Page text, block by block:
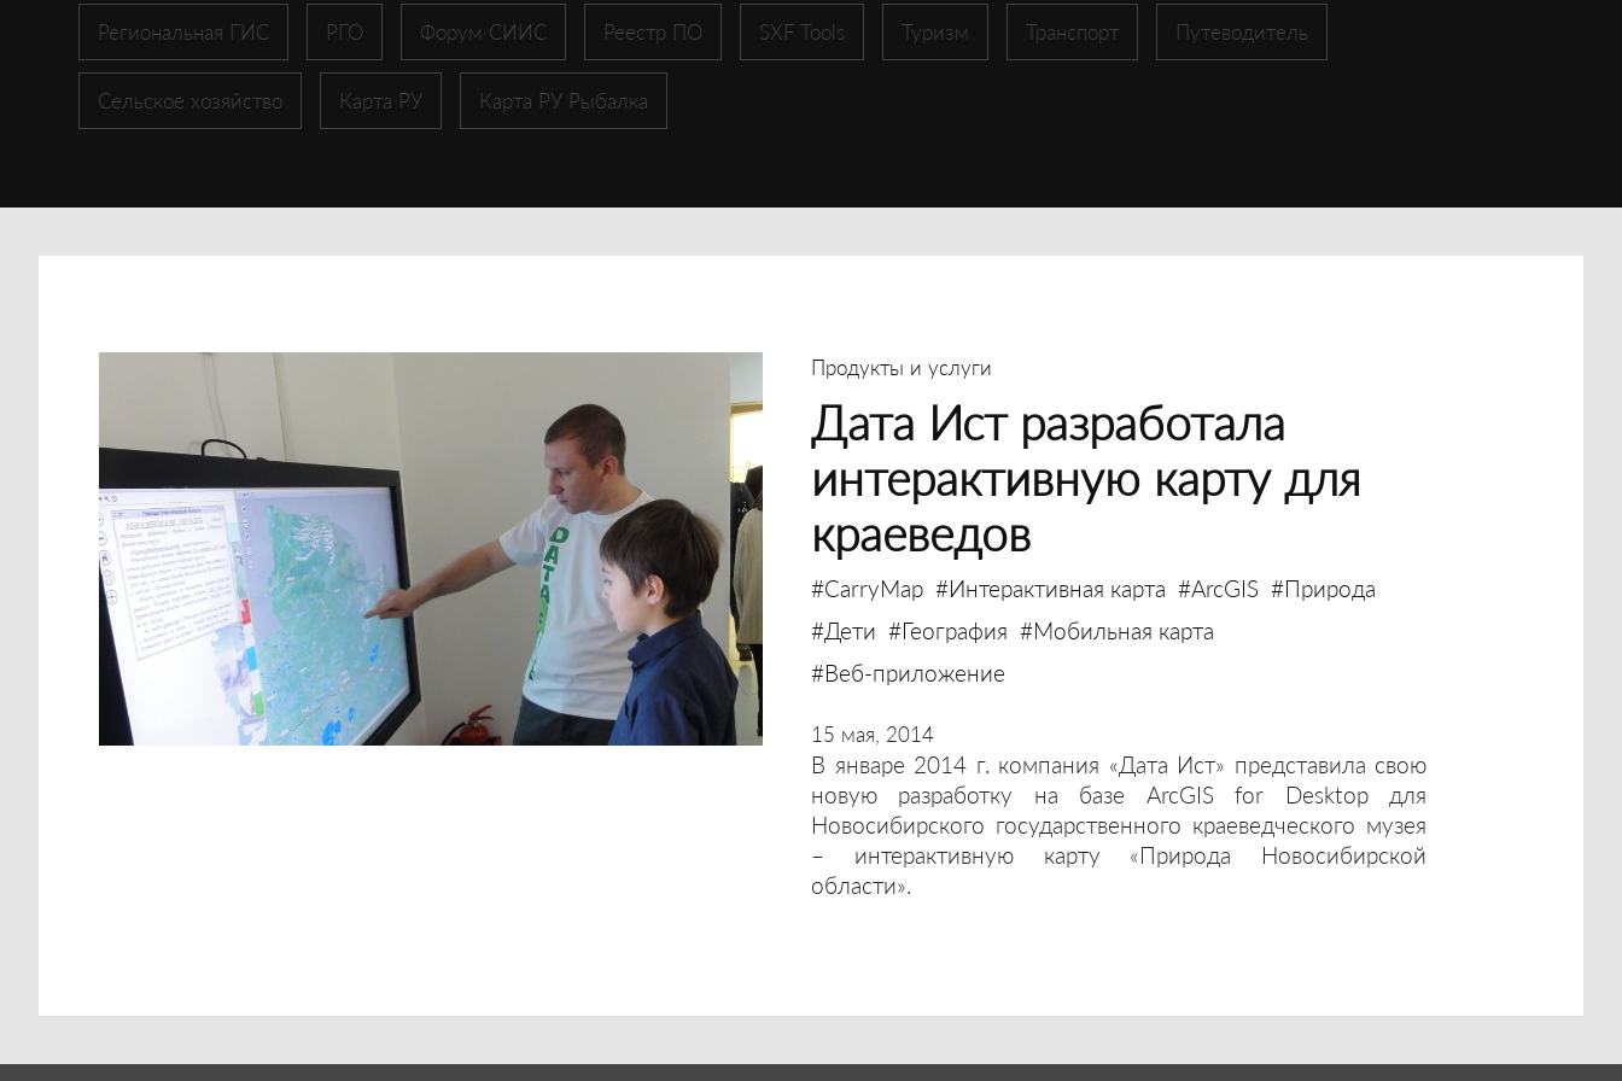
Региональная ГИС РГО Форум СИИС Реестр ПО SXF Tools Туризм Транспорт Путеводитель
Сельское хозяйство Карта РУ Карта РУ Рыбалка
Продукты и услуги
Дата Ист разработала
интерактивную карту для
краеведов
#CarryMap #Интерактивная карта #ArcGIS #Природа
#Дети #География #Мобильная карта
#Веб-приложение
15 мая, 2014
В январе 2014 г. компания «Дата Ист» представила свою
новую разработку на базе ArcGIS for Desktop для
Новосибирского государственного краеведческого музея
– интерактивную карту «Природа Новосибирской
области».